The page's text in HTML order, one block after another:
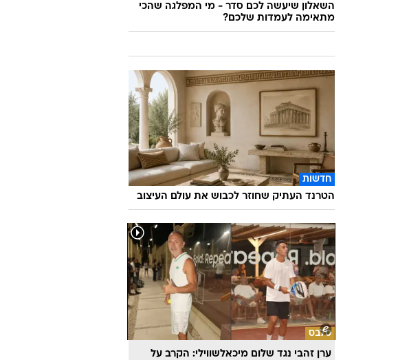
השאלון שיעשה לכם סדר - מי המפלגה שהכי
מתאימה לעמדות שלכם?
חדשות
הטרנד העתיק שחוזר לכבוש את עולם העיצוב
סלבס
ערן זהבי נגד שלום מיכאלשווילי: הקרב על